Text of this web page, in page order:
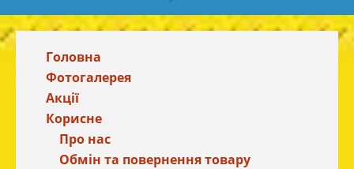
Головна
Фотогалерея
Акції
Корисне
Про нас
Обмін та повернення товару